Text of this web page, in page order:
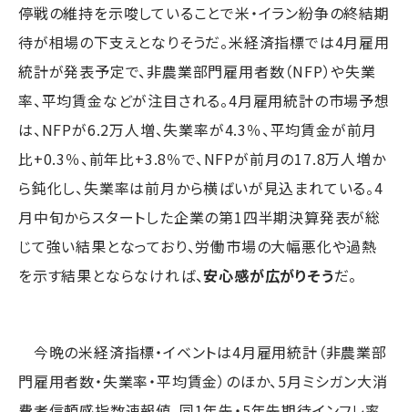
停戦の維持を示唆していることで米・イラン紛争の終結期
待が相場の下支えとなりそうだ。米経済指標では4月雇用
統計が発表予定で、非農業部門雇用者数（NFP）や失業
率、平均賃金などが注目される。4月雇用統計の市場予想
は、NFPが6.2万人増、失業率が4.3％、平均賃金が前月
比+0.3％、前年比+3.8％で、NFPが前月の17.8万人増か
ら鈍化し、失業率は前月から横ばいが見込まれている。4
月中旬からスタートした企業の第1四半期決算発表が総
じて強い結果となっており、労働市場の大幅悪化や過熱
を示す結果とならなければ、安心感が広がりそうだ。
今晩の米経済指標・イベントは4月雇用統計（非農業部
門雇用者数・失業率・平均賃金）のほか、5月ミシガン大消